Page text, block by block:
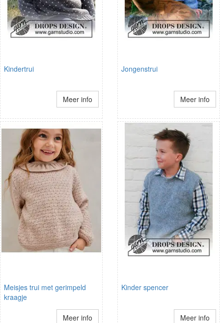
Kindertrui
Meer info
Jongenstrui
Meer info
Meisjes trui met gerimpeld
kraagje
Meer info
Kinder spencer
Meer info